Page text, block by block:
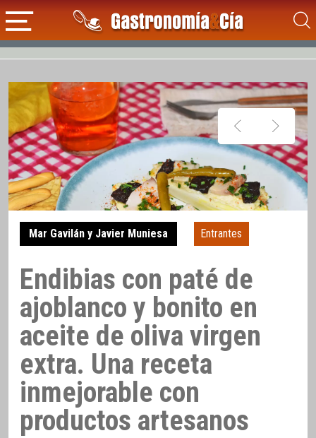
Mar Gavilán y Javier Muniesa Entrantes
Endibias con paté de
ajoblanco y bonito en
aceite de oliva virgen
extra. Una receta
inmejorable con
productos artesanos